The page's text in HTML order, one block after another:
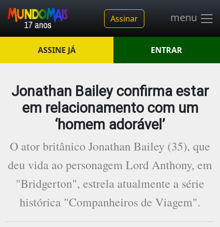
Assinar menu
ASSINE JÁ ENTRAR
Jonathan Bailey confirma estar
em relacionamento com um
‘homem adorável’
O ator britânico Jonathan Bailey (35), que
deu vida ao personagem Lord Anthony, em
"Bridgerton", estrela atualmente a série
histórica "Companheiros de Viagem".